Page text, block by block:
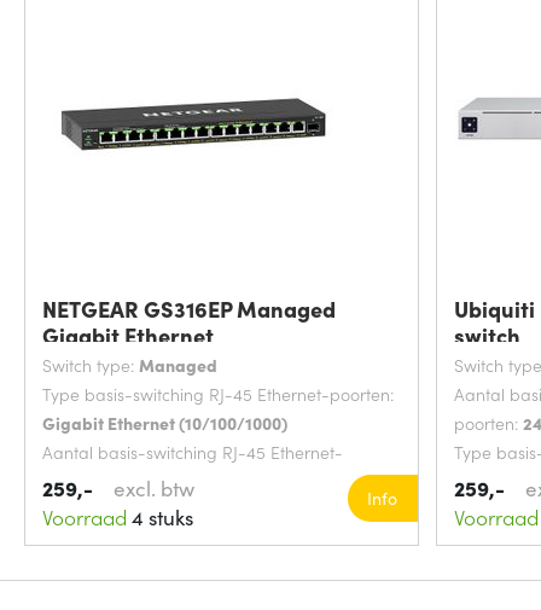
NETGEAR GS316EP Managed
Gigabit Ethernet
Switch type: Managed
Type basis-switching RJ-45 Ethernet-poorten:
Gigabit Ethernet (10/100/1000)
Aantal basis-switching RJ-45 Ethernet-
poorten:
15
MAC-adrestabel:4000 entries
259,-
excl. btw
Voorraad 4 stuks
Info
Ubiquiti
switch
Switch
Aantal
poorten:
Type
Gigabit
Rack-
259,-
Voorraad